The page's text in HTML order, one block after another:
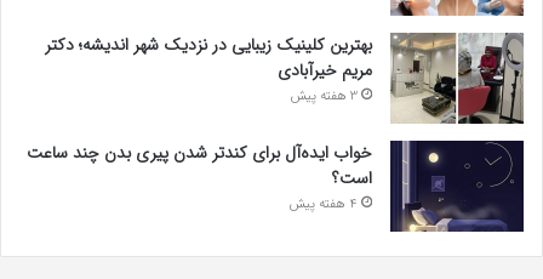
بهترین کلینیک زیبایی در نزدیک شهر اندیشه؛ دکتر
مریم خیرآبادی
3 هفته پیش
خواب ایده‌آل برای کندتر شدن پیری بدن چند ساعت
است؟
4 هفته پیش